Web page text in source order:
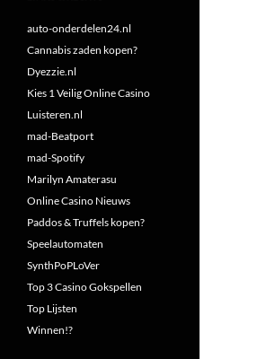
auto-onderdelen24.nl
Cannabis zaden kopen?
Dyezzie.nl
Kies 1 Veilig Online Casino
Luisteren.nl
mad-Beatport
mad-Spotify
Marilyn Amaterasu
Online Casino Nieuws
Paddos & Truffels kopen?
Speelautomaten
SynthPoPLoVer
Top 3 Casino Gokspellen
Top Lijsten
Winnen!?